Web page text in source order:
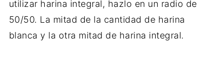
utilizar harina integral, hazlo en un radio de
50/50. La mitad de la cantidad de harina
blanca y la otra mitad de harina integral.